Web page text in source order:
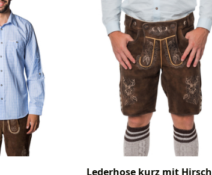
Lederhose kurz mit Hirsch